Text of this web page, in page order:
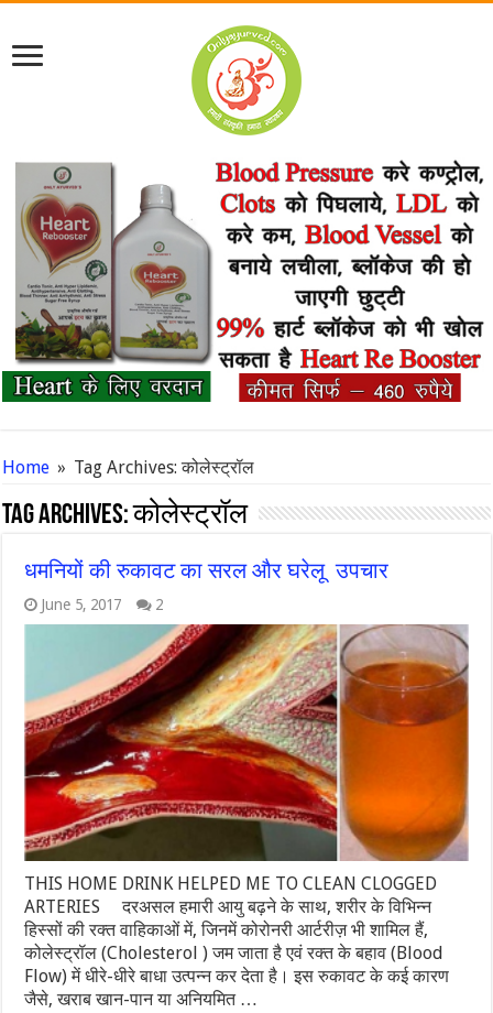
Home » Tag Archives: कोलेस्ट्रॉल
Tag Archives:कोलेस्ट्रॉल
धमनियों की रुकावट का सरल और घरेलू उपचार
June 5, 2017 2
THIS HOME DRINK HELPED ME TO CLEAN CLOGGED
ARTERIES दरअसल हमारी आयु बढ़ने के साथ, शरीर के विभिन्न
हिस्सों की रक्त वाहिकाओं में, जिनमें कोरोनरी आर्टरीज़ भी शामिल हैं,
कोलेस्ट्रॉल (Cholesterol ) जम जाता है एवं रक्त के बहाव (Blood
Flow) में धीरे-धीरे बाधा उत्पन्न कर देता है। इस रुकावट के कई कारण
जैसे, खराब खान-पान या अनियमित …